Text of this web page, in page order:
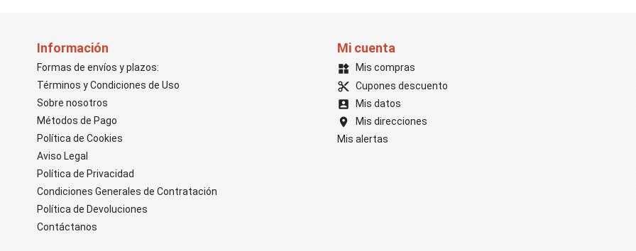
Información
Formas de envíos y plazos:
Términos y Condiciones de Uso
Sobre nosotros
Métodos de Pago
Política de Cookies
Aviso Legal
Política de Privacidad
Condiciones Generales de Contratación
Política de Devoluciones
Contáctanos
Mi cuenta
widgets Mis compras
content_cut Cupones descuento
account_box Mis datos
location_on
Mis direcciones
Mis alertas